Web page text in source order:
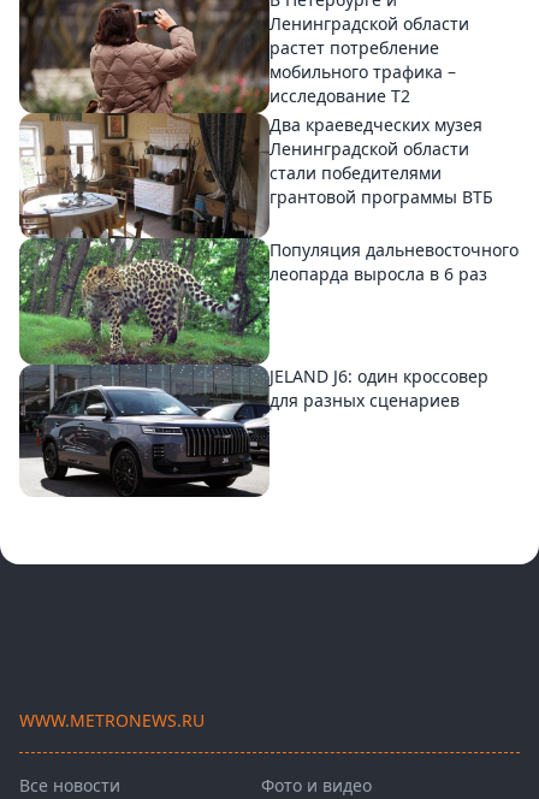
Ленинградской области
растет потребление
мобильного трафика –
исследование T2
Два краеведческих музея
Ленинградской области
стали победителями
грантовой программы ВТБ
Популяция дальневосточного
леопарда выросла в 6 раз
JELAND J6: один кроссовер
для разных сценариев
WWW.METRONEWS.RU
Все новости
Фото и видео